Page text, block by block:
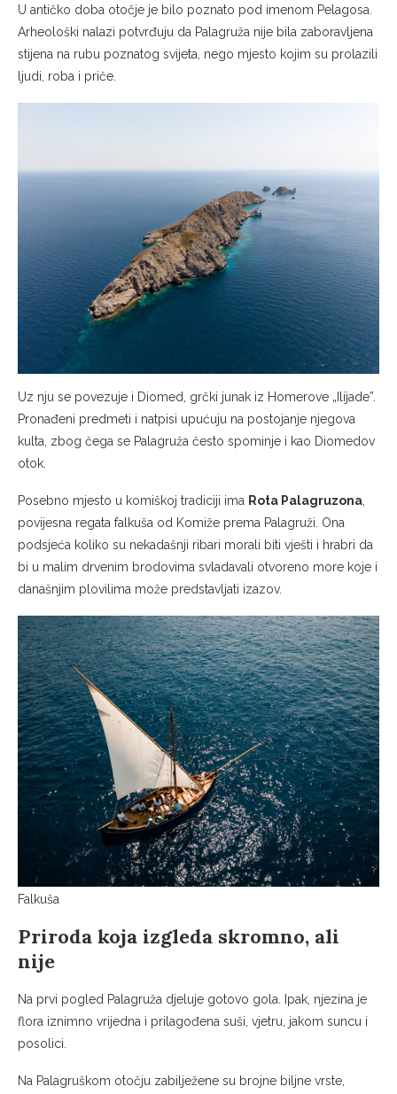
U antičko doba otočje je bilo poznato pod imenom Pelagosa.
Arheološki nalazi potvrđuju da Palagruža nije bila zaboravljena
stijena na rubu poznatog svijeta, nego mjesto kojim su prolazili
ljudi, roba i priče.
Uz nju se povezuje i Diomed, grčki junak iz Homerove „Ilijade”.
Pronađeni predmeti i natpisi upućuju na postojanje njegova
kulta, zbog čega se Palagruža često spominje i kao Diomedov
otok.
Posebno mjesto u komiškoj tradiciji ima Rota Palagruzona
povijesna regata falkuša od Komiže prema Palagruži. Ona
podsjeća koliko su nekadašnji ribari morali biti vješti i hrabri da
bi u malim drvenim brodovima svladavali otvoreno more koje i
današnjim plovilima može predstavljati izazov.
Falkuša
Priroda koja izgleda skromno, ali
nije
Na prvi pogled Palagruža djeluje gotovo gola. Ipak, njezina je
flora iznimno vrijedna i prilagođena suši, vjetru, jakom suncu i
posolici.
Na Palagruškom otočju zabilježene su brojne biljne vrste,